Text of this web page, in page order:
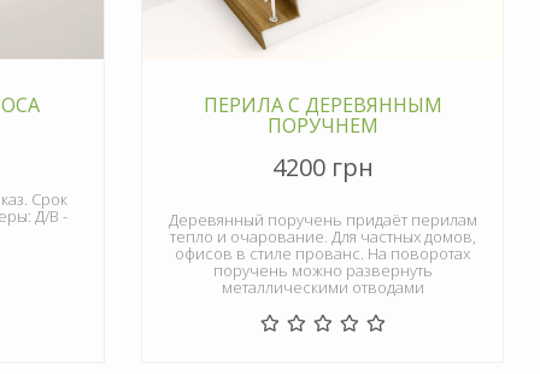
Срок
Д/В -
ПЕРИЛА С ДЕРЕВЯННЫМ
ПОРУЧНЕМ
4200 грн
Деревянный поручень придаёт перилам
тепло и очарование. Для частных домов,
офисов в стиле прованс. На поворотах
поручень можно развернуть
металлическими отводами